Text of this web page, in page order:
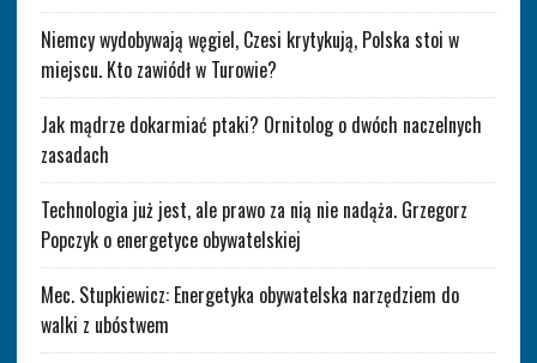
Niemcy wydobywają węgiel, Czesi krytykują, Polska stoi w
miejscu. Kto zawiódł w Turowie?
Jak mądrze dokarmiać ptaki? Ornitolog o dwóch naczelnych
zasadach
Technologia już jest, ale prawo za nią nie nadąża. Grzegorz
Popczyk o energetyce obywatelskiej
Mec. Stupkiewicz: Energetyka obywatelska narzędziem do
walki z ubóstwem